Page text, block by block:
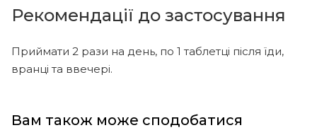
Рекомендації до застосування
Приймати 2 рази на день, по 1 таблетці після їди,
вранці та ввечері.
Вам також може сподобатися